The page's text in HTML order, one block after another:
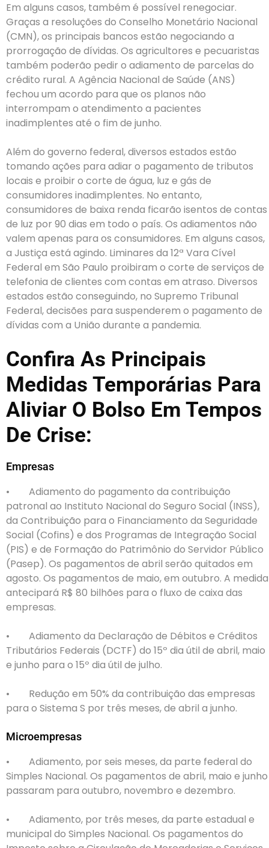
Em alguns casos, também é possível renegociar.
Graças a resoluções do Conselho Monetário Nacional
(CMN), os principais bancos estão negociando a
prorrogação de dívidas. Os agricultores e pecuaristas
também poderão pedir o adiamento de parcelas do
crédito rural. A Agência Nacional de Saúde (ANS)
fechou um acordo para que os planos não
interrompam o atendimento a pacientes
inadimplentes até o fim de junho.
Além do governo federal, diversos estados estão
tomando ações para adiar o pagamento de tributos
locais e proibir o corte de água, luz e gás de
consumidores inadimplentes. No entanto,
consumidores de baixa renda ficarão isentos de contas
de luz por 90 dias em todo o país. Os adiamentos não
valem apenas para os consumidores. Em alguns casos,
a Justiça está agindo. Liminares da 12ª Vara Cível
Federal em São Paulo proibiram o corte de serviços de
telefonia de clientes com contas em atraso. Diversos
estados estão conseguindo, no Supremo Tribunal
Federal, decisões para suspenderem o pagamento de
dívidas com a União durante a pandemia.
Confira As Principais
Medidas Temporárias Para
Aliviar O Bolso Em Tempos
De Crise:
Empresas
• Adiamento do pagamento da contribuição
patronal ao Instituto Nacional do Seguro Social (INSS),
da Contribuição para o Financiamento da Seguridade
Social (Cofins) e dos Programas de Integração Social
(PIS) e de Formação do Patrimônio do Servidor Público
(Pasep). Os pagamentos de abril serão quitados em
agosto. Os pagamentos de maio, em outubro. A medida
antecipará R$ 80 bilhões para o fluxo de caixa das
empresas.
• Adiamento da Declaração de Débitos e Créditos
Tributários Federais (DCTF) do 15º dia útil de abril, maio
e junho para o 15º dia útil de julho.
• Redução em 50% da contribuição das empresas
para o Sistema S por três meses, de abril a junho.
Microempresas
• Adiamento, por seis meses, da parte federal do
Simples Nacional. Os pagamentos de abril, maio e junho
passaram para outubro, novembro e dezembro.
• Adiamento, por três meses, da parte estadual e
municipal do Simples Nacional. Os pagamentos do